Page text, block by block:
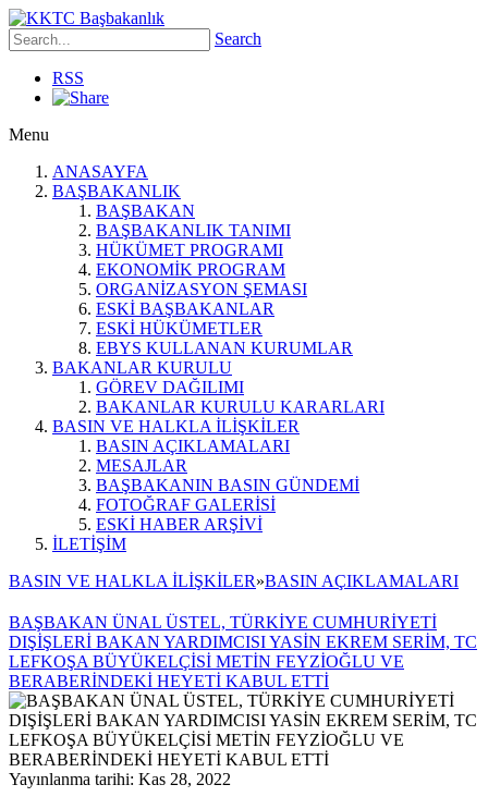
Search
RSS
Menu
ANASAYFA
BAŞBAKANLIK
BAŞBAKAN
BAŞBAKANLIK TANIMI
HÜKÜMET PROGRAMI
EKONOMİK PROGRAM
ORGANİZASYON ŞEMASI
ESKİ BAŞBAKANLAR
ESKİ HÜKÜMETLER
EBYS KULLANAN KURUMLAR
BAKANLAR KURULU
GÖREV DAĞILIMI
BAKANLAR KURULU KARARLARI
BASIN VE HALKLA İLİŞKİLER
BASIN AÇIKLAMALARI
MESAJLAR
BAŞBAKANIN BASIN GÜNDEMİ
FOTOĞRAF GALERİSİ
ESKİ HABER ARŞİVİ
İLETİŞİM
BASIN VE HALKLA İLİŞKİLER»BASIN AÇIKLAMALARI
BAŞBAKAN ÜNAL ÜSTEL, TÜRKİYE CUMHURİYETİ
DIŞİŞLERİ BAKAN YARDIMCISI YASİN EKREM SERİM, TC
LEFKOŞA BÜYÜKELÇİSİ METİN FEYZİOĞLU VE
BERABERİNDEKİ HEYETİ KABUL ETTİ
Yayınlanma tarihi: Kas 28, 2022